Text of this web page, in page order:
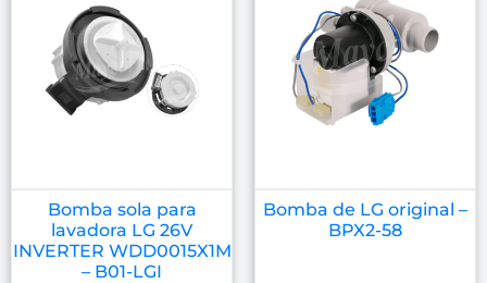
Bomba sola para
lavadora LG 26V
INVERTER WDD0015X1M
– B01-LGI
Bomba de LG original –
BPX2-58